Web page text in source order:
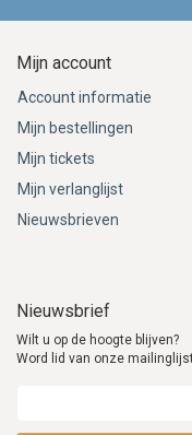
Mijn account
Account informatie
Mijn bestellingen
Mijn tickets
Mijn verlanglijst
Nieuwsbrieven
Nieuwsbrief
Wilt u op de hoogte blijven?
Word lid van onze